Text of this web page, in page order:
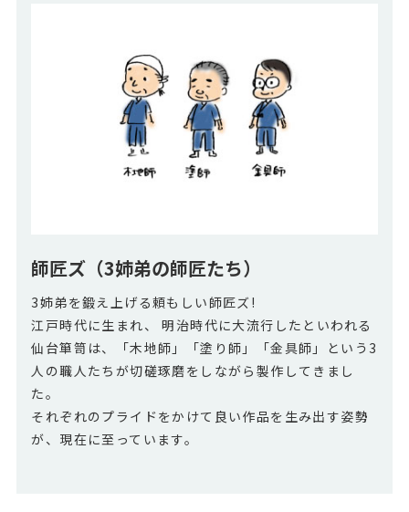
師匠ズ（3姉弟の師匠たち）
3姉弟を鍛え上げる頼もしい師匠ズ!
江戸時代に生まれ、 明治時代に大流行したといわれる
仙台箪笥は、「木地師」「塗り師」「金具師」という3
人の職人たちが切磋琢磨をしながら製作してきまし
た。
それぞれのプライドをかけて良い作品を生み出す姿勢
が、現在に至っています。